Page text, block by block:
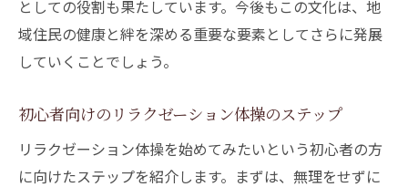
リラクゼーション体操の効果を持続させる
コツ
日常に取り入れるリラクゼーションのヒン
ト
としての役割も果たしています。今後もこの文化は、地
域住民の健康と絆を深める重要な要素としてさらに発展
していくことでしょう。
初心者向けのリラクゼーション体操のステップ
リラクゼーション体操を始めてみたいという初心者の方
に向けたステップを紹介します。まずは、無理をせずに